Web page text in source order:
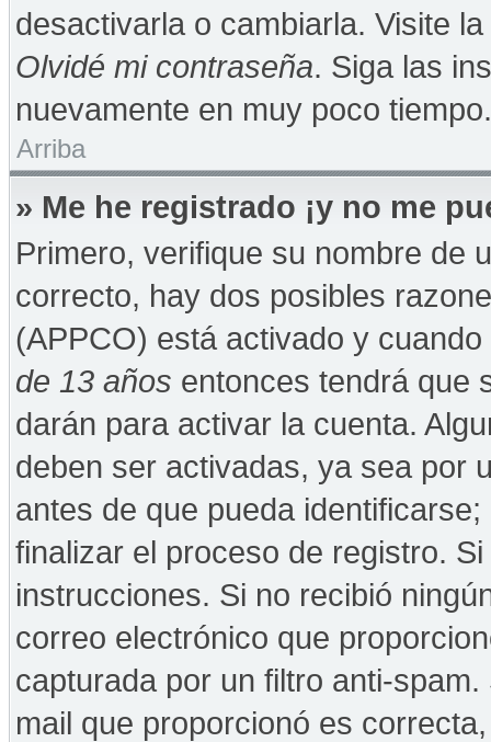
desactivarla o cambiarla. Visite
Olvidé mi contraseña. Siga las
nuevamente en muy poco tiempo.
Arriba
» Me he registrado ¡y no me
Primero, verifique su nombre de
correcto, hay dos posibles
(APPCO) está activado y
de 13 años entonces tendrá que
darán para activar la cuenta.
deben ser activadas, ya sea por
antes de que pueda
finalizar el proceso de registro.
instrucciones. Si no recibió
correo electrónico que
capturada por un filtro anti-
mail que proporcionó es